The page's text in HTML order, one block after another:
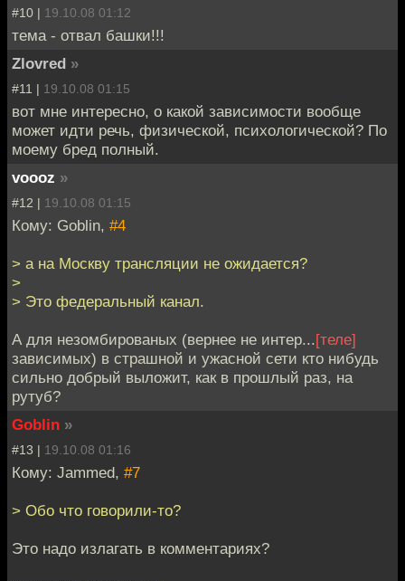
#10 | 19.10.08 01:12
тема - отвал башки!!!
Zlovred »
#11 | 19.10.08 01:15
вот мне интересно, о какой зависимости вообще
может идти речь, физической, психологической? По
моему бред полный.
voooz »
#12 | 19.10.08 01:15
Кому: Goblin, #4
> а на Москву трансляции не ожидается?
>
> Это федеральный канал.
А для незомбированых (вернее не интер...[теле]
зависимых) в страшной и ужасной сети кто нибудь
сильно добрый выложит, как в прошлый раз, на
рутуб?
Goblin »
#13 | 19.10.08 01:16
Кому: Jammed, #7
> Обо что говорили-то?
Это надо излагать в комментариях?